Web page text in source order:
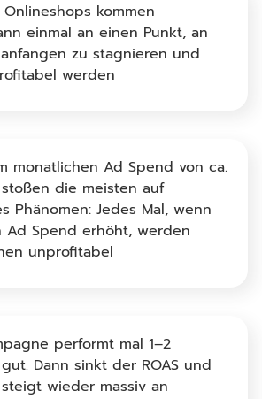
kommen
einmal an einen Punkt, an
zu stagnieren und
werden
monatlichen Ad Spend von ca.
die meisten auf
Phänomen: Jedes Mal, wenn
Ad Spend erhöht, werden
unprofitabel
performt mal 1–2
Dann sinkt der ROAS und
wieder massiv an